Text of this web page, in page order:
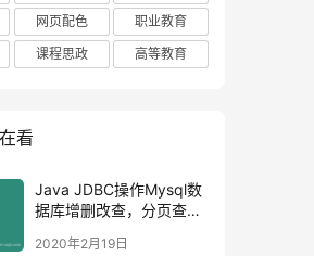
网页配色
职业教育
课程思政 高等教育
看
Java JDBC操作Mysql数
据库增删改查，分页查询
2020年2月19日